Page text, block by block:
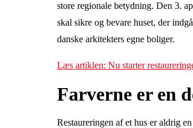
store regionale betydning. Den 3.
skal sikre og bevare huset, der
danske arkitekters egne boliger.
Læs artiklen: Nu starter
Farverne er en
Restaureringen af et hus er aldrig